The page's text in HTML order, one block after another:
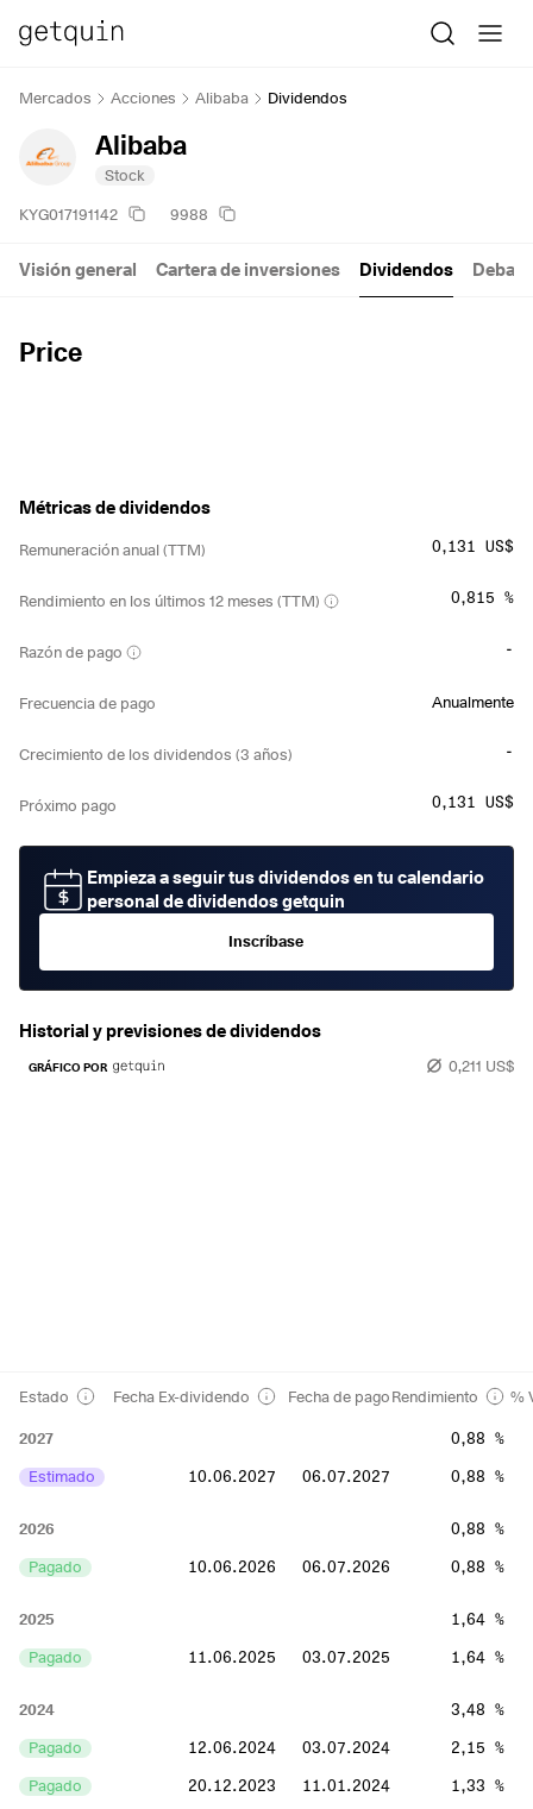
Mercados Acciones Alibaba Dividendos
Alibaba
Stock
KYG017191142 9988
Price
Visión general Cartera de inversiones Dividendos Debate
Métricas de dividendos
Remuneración anual (TTM) 0,131 US$
Rendimiento en los últimos 12 meses (TTM) 0,815 %
Razón de pago -
Frecuencia de pago Anualmente
Crecimiento de los dividendos (3 años) -
Próximo pago 0,131 US$
Empieza a seguir tus dividendos en tu calendario
personal de dividendos getquin
Inscríbase
Historial y previsiones de dividendos
0,211 US$
GRÁFICO POR
Estado Fecha Ex-dividendo Fecha de pagoRendimiento %
2027
0,88 %
Estimado
10.06.2027 06.07.2027 0,88 %
2026
0,88 %
Pagado
10.06.2026 06.07.2026 0,88 %
2025
1,64 %
Pagado
11.06.2025 03.07.2025 1,64 %
2024
3,48 %
Pagado
12.06.2024 03.07.2024
2,15 %
Pagado
20.12.2023 11.01.2024 1,33 %